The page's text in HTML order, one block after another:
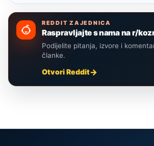
REDDIT ZAJEDNICA
Raspravljajte s nama na r/
Podijelite pitanja, izvore i
članke.
Otvori Reddit